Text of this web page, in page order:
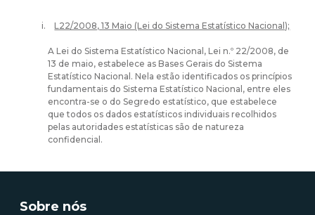
L22/2008, 13 Maio (Lei do Sistema Estatístico Nacional);
A Lei do Sistema Estatístico Nacional, Lei n.º 22/2008, de
13 de maio, estabelece as Bases Gerais do Sistema
Estatístico Nacional. Nela estão identificados os princípios
fundamentais do Sistema Estatístico Nacional, entre eles
encontra-se o do Segredo estatístico, que estabelece
que todos os dados estatísticos individuais recolhidos
pelas autoridades estatísticas são de natureza
confidencial.
Sobre nós